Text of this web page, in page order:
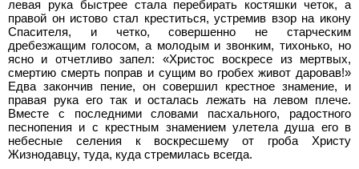
левая рука быстрее стала перебирать костяшки четок, а
правой он истово стал креститься, устремив взор на икону
Спасителя, и четко, совершенно не старческим
дребезжащим голосом, а молодым и звонким, тихонько, но
ясно и отчетливо запел: «Христос воскресе из мертвых,
смертию смерть поправ и сущим во гробех живот даровав!»
Едва закончив пение, он совершил крестное знамение, и
правая рука его так и осталась лежать на левом плече.
Вместе с последними словами пасхального, радостного
песнопения и с крестным знамением улетела душа его в
небесные селения к воскресшему от гроба Христу
Жизнодавцу, туда, куда стремилась всегда.